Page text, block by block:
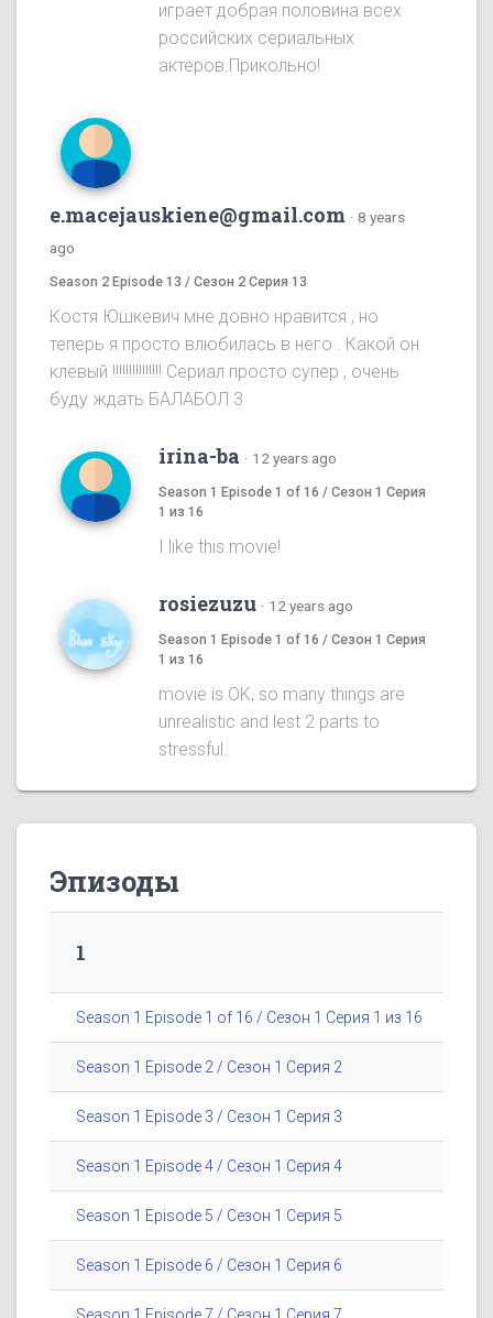
играет добрая половина всех
российских сериальных
актеров.Прикольно!
e.macejauskiene@gmail.com · 8 years
ago
Season 2 Episode 13 / Сезон 2 Серия 13
Костя Юшкевич мне довно нравится , но
теперь я просто влюбилась в него . Какой он
клёвый !!!!!!!!!!!!!!! Сериал просто супер , очень
буду ждать БАЛАБОЛ 3
irina-ba · 12 years ago
Season 1 Episode 1 of 16 / Сезон 1 Серия
1 из 16
I like this movie!
rosiezuzu · 12 years ago
Season 1 Episode 1 of 16 / Сезон 1 Серия
1 из 16
movie is OK, so many things are
unrealistic and lest 2 parts to
stressful.
Эпизоды
1
Season 1 Episode 1 of 16 / Сезон 1 Серия 1 из 16
Season 1 Episode 2 / Сезон 1 Серия 2
Season 1 Episode 3 / Сезон 1 Серия 3
Season 1 Episode 4 / Сезон 1 Серия 4
Season 1 Episode 5 / Сезон 1 Серия 5
Season 1 Episode 6 / Сезон 1 Серия 6